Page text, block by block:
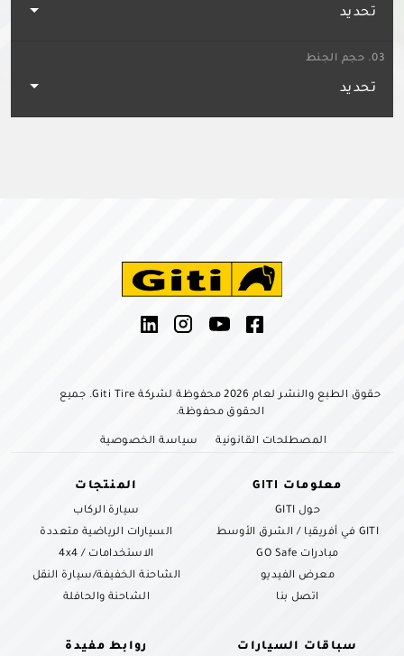
تحديد
03. حجم الجنط
تحديد
حقوق الطبع والنشر لعام 2026 محفوظة لشركة Giti Tire. جميع
الحقوق محفوظة.
المصطلحات القانونية سياسة الخصوصية
معلومات GITI
حول GITI
GITI في أفريقيا / الشرق الأوسط
مبادرات GO Safe
معرض الفيديو
اتصل بنا
المنتجات
سيارة الركاب
السيارات الرياضية متعددة
الاستخدامات / 4x4
الشاحنة الخفيفة/سيارة النقل
الشاحنة والحافلة
سباقات السيارات روابط مفيدة